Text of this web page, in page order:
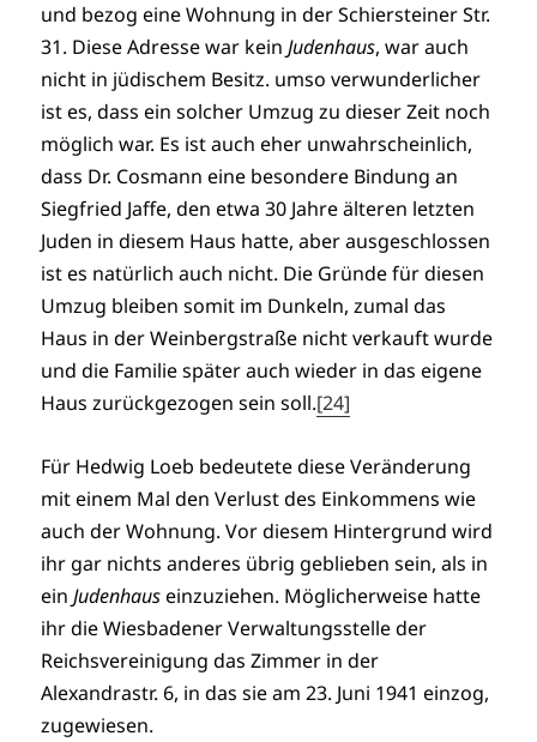
und bezog eine Wohnung in der Schiersteiner Str.
31. Diese Adresse war keinJudenhaus, war auch
nicht in jüdischem Besitz. umso verwunderlicher
ist es, dass ein solcher Umzug zu dieser Zeit noch
möglich war. Es ist auch eher unwahrscheinlich,
dass Dr. Cosmann eine besondere Bindung an
Siegfried Jaffe, den etwa 30 Jahre älteren letzten
Juden in diesem Haus hatte, aber ausgeschlossen
ist es natürlich auch nicht. Die Gründe für diesen
Umzug bleiben somit im Dunkeln, zumal das
Haus in der Weinbergstraße nicht verkauft wurde
und die Familie später auch wieder in das eigene
Haus zurückgezogen sein soll.[24]
Für Hedwig Loeb bedeutete diese Veränderung
mit einem Mal den Verlust des Einkommens wie
auch der Wohnung. Vor diesem Hintergrund wird
ihr gar nichts anderes übrig geblieben sein, als in
einJudenhauseinzuziehen. Möglicherweise hatte
ihr die Wiesbadener Verwaltungsstelle der
Reichsvereinigung das Zimmer in der
Alexandrastr. 6, in das sie am 23. Juni 1941 einzog,
zugewiesen.